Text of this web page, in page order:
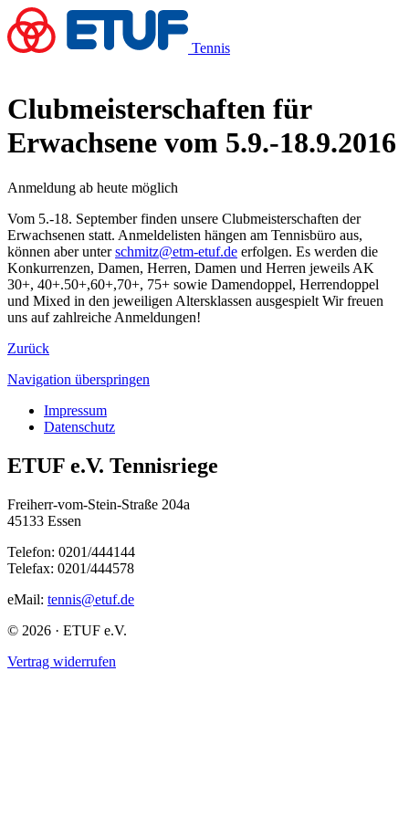
Tennis
Clubmeisterschaften für
Erwachsene vom 5.9.-18.9.2016
Anmeldung ab heute möglich
Vom 5.-18. September finden unsere Clubmeisterschaften der
Erwachsenen statt. Anmeldelisten hängen am Tennisbüro aus,
können aber unterschmitz@etm-etuf.de erfolgen. Es werden die
Konkurrenzen, Damen, Herren, Damen und Herren jeweils AK
30+, 40+.50+,60+,70+, 75+ sowie Damendoppel, Herrendoppel
und Mixed in den jeweiligen Altersklassen ausgespielt Wir freuen
uns auf zahlreiche Anmeldungen!
Zurück
Navigation überspringen
Impressum
Datenschutz
ETUF e.V. Tennisriege
Freiherr-vom-Stein-Straße 204a
45133 Essen
Telefon: 0201/444144
Telefax: 0201/444578
eMail: tennis@etuf.de
© 2026 · ETUF e.V.
Vertrag widerrufen